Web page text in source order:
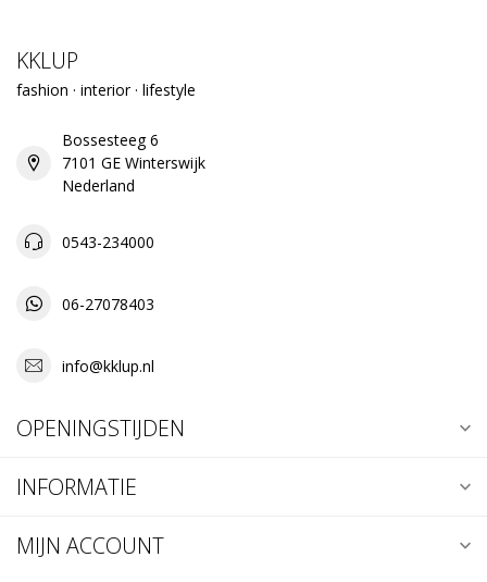
KKLUP
fashion · interior · lifestyle
Bossesteeg 6
7101 GE Winterswijk
Nederland
0543-234000
06-27078403
info@kklup.nl
OPENINGSTIJDEN
INFORMATIE
MIJN ACCOUNT